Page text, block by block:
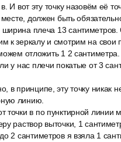
И вот эту точку назовём её
месте, должен быть
плеча 13 сантиметров.
к зеркалу и смотрим на свои
отложить 1 2
у нас плечи покатые от 3
в принципе, эту точку никак
линию.
точки в по пунктирной
раствор выточки, 1
2 сантиметров я взяла 1